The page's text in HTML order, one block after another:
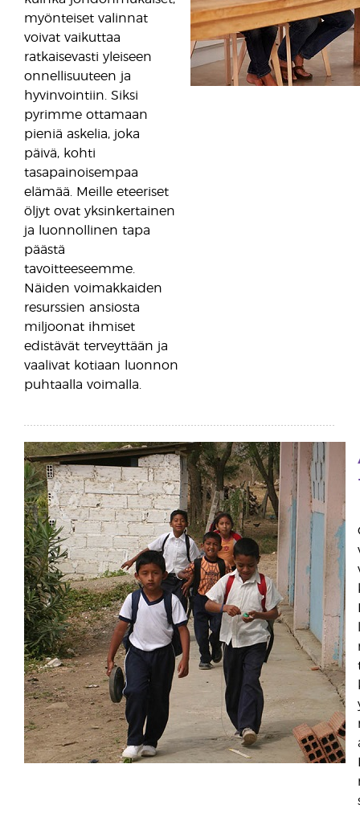
myönteiset valinnat
voivat vaikuttaa
ratkaisevasti yleiseen
onnellisuuteen ja
hyvinvointiin. Siksi
pyrimme ottamaan
pieniä askelia, joka
päivä, kohti
tasapainoisempaa
elämää. Meille eteeriset
öljyt ovat yksinkertainen
ja luonnollinen tapa
päästä
tavoitteeseemme.
Näiden voimakkaiden
resurssien ansiosta
miljoonat ihmiset
edistävät terveyttään ja
vaalivat kotiaan luonnon
puhtaalla voimalla.